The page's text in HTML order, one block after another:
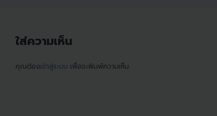
ใส่ความเห็น
คุณต้องเข้าสู่ระบบ เพื่อจะพิมพ์ความเห็น